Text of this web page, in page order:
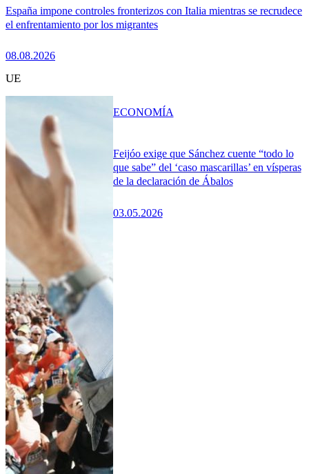
España impone controles fronterizos con Italia mientras se recrudece
el enfrentamiento por los migrantes
08.08.2026
UE
Feijóo exige que Sánchez cuente “todo lo
que sabe” del ‘caso mascarillas’ en vísperas
de la declaración de Ábalos
03.05.2026
ECONOMÍA